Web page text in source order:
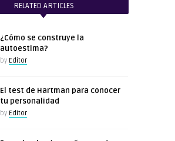
RELATED ARTICLES
¿Cómo se construye la
autoestima?
by Editor
El test de Hartman para conocer
tu personalidad
by Editor